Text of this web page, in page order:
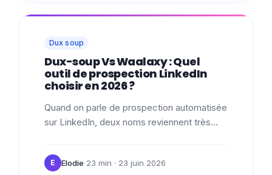
Dux soup
Dux-soup Vs Waalaxy : Quel
outil de prospection LinkedIn
choisir en 2026 ?
Quand on parle de prospection automatisée
sur LinkedIn, deux noms reviennent très
E Elodie·23 min · 23 juin 2026